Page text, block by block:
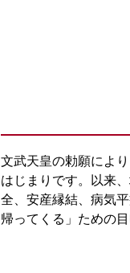
文武天皇の勅願によ
はじまりです。以来
全、安産縁結、病気
帰ってくる」ための